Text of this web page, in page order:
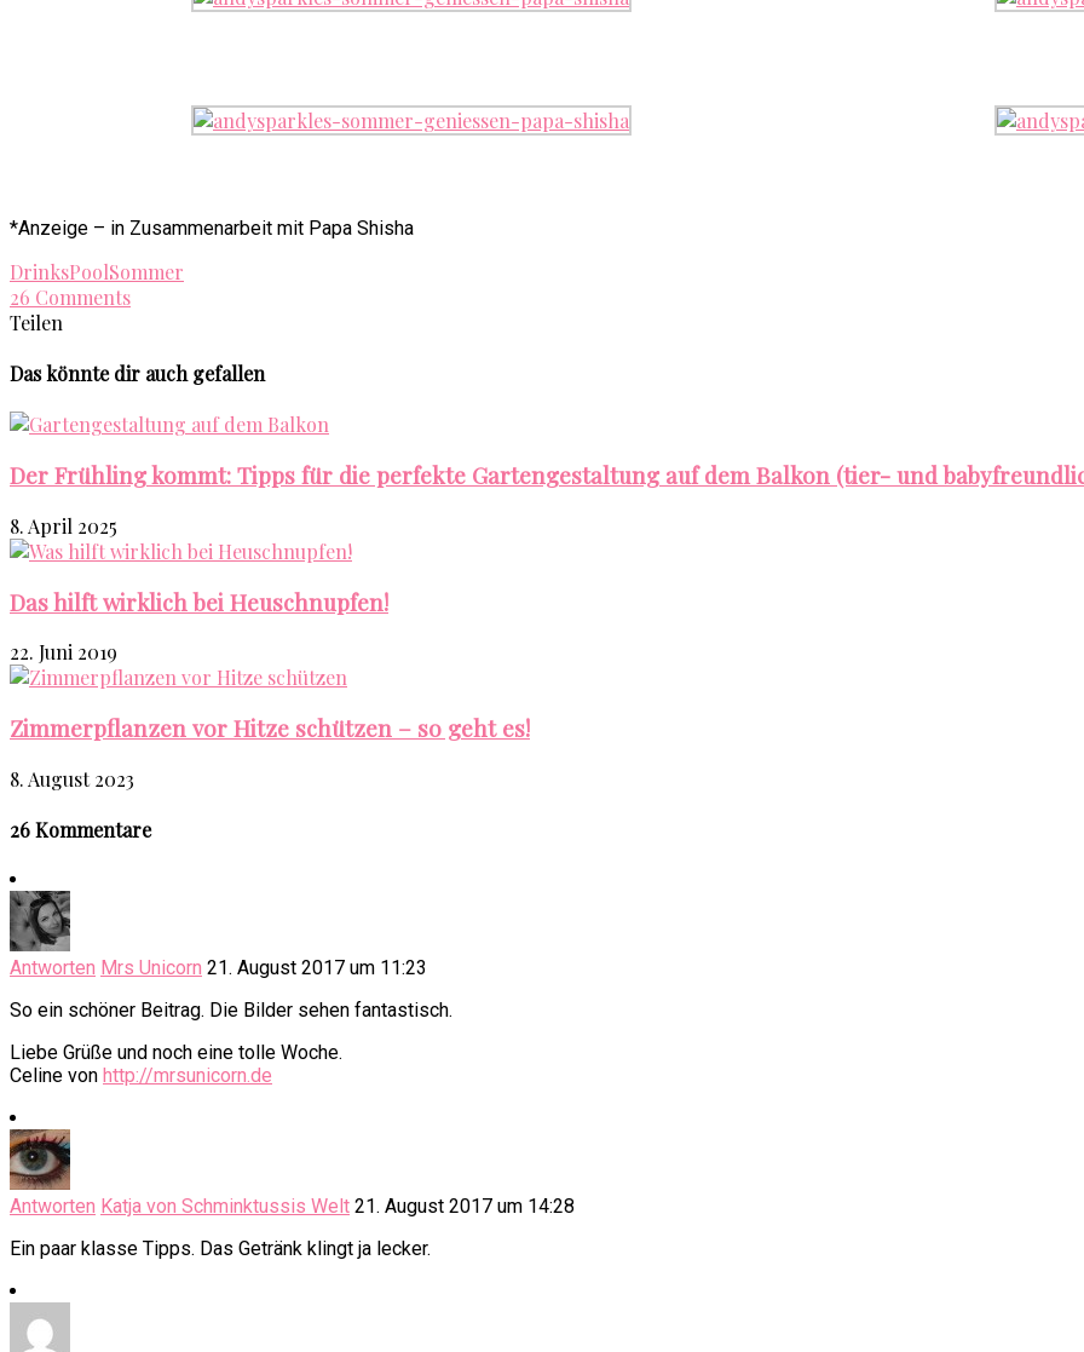
*Anzeige – in Zusammenarbeit mit Papa Shisha
DrinksPoolSommer
26 Comments
Teilen
Das könnte dir auch gefallen
Der Frühling kommt: Tipps für die perfekte Gartengestaltung auf dem Balkon (tier- und
8. April 2025
Das hilft wirklich bei Heuschnupfen!
22. Juni 2019
Zimmerpflanzen vor Hitze schützen – so geht es!
8. August 2023
26 Kommentare
Antworten Mrs Unicorn 21. August 2017 um 11:23
So ein schöner Beitrag. Die Bilder sehen fantastisch.
Liebe Grüße und noch eine tolle Woche.
Celine von http://mrsunicorn.de
Antworten Katja von Schminktussis Welt 21. August 2017 um 14:28
Ein paar klasse Tipps. Das Getränk klingt ja lecker.